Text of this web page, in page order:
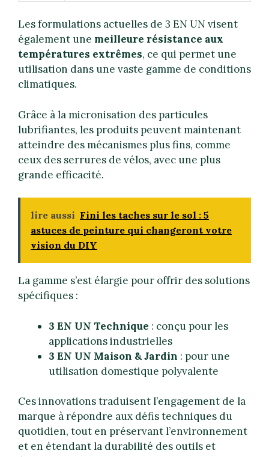
Les formulations actuelles de 3 EN UN visent
également une meilleure résistance aux
températures extrêmes, ce qui permet une
utilisation dans une vaste gamme de conditions
climatiques.
Grâce à la micronisation des particules
lubrifiantes, les produits peuvent maintenant
atteindre des mécanismes plus fins, comme
ceux des serrures de vélos, avec une plus
grande efficacité.
lire aussi Fini les taches sur le sol : 5
astuces de peinture qui changeront votre
vision du DIY
La gamme s’est élargie pour offrir des solutions
spécifiques :
3 EN UN Technique : conçu pour les
applications industrielles
3 EN UN Maison & Jardin : pour une
utilisation domestique polyvalente
Ces innovations traduisent l’engagement de la
marque à répondre aux défis techniques du
quotidien, tout en préservant l’environnement
et en étendant la durabilité des outils et